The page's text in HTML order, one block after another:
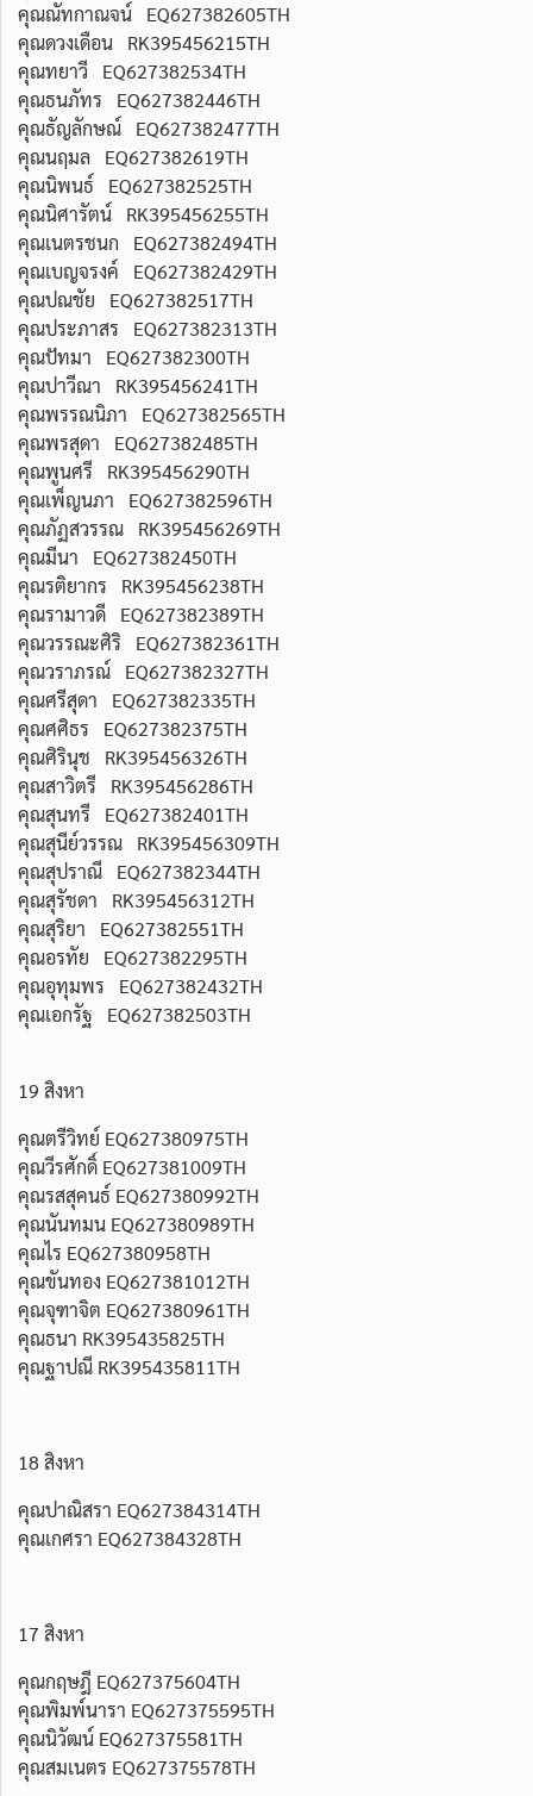
คุณณัทกาณจน์ EQ627382605TH
คุณดวงเดือน RK395456215TH
คุณทยาวี EQ627382534TH
คุณธนภัทร EQ627382446TH
คุณธัญลักษณ์ EQ627382477TH
คุณนฤมล EQ627382619TH
คุณนิพนธ์ EQ627382525TH
คุณนิศารัตน์ RK395456255TH
คุณเนตรชนก EQ627382494TH
คุณเบญจรงค์ EQ627382429TH
คุณปณชัย EQ627382517TH
คุณประภาสร EQ627382313TH
คุณปัทมา EQ627382300TH
คุณปาวีณา RK395456241TH
คุณพรรณนิภา EQ627382565TH
คุณพรสุดา EQ627382485TH
คุณพูนศรี RK395456290TH
คุณเพ็ญนภา EQ627382596TH
คุณภัฏสวรรณ RK395456269TH
คุณมีนา EQ627382450TH
คุณรติยากร RK395456238TH
คุณรามาวดี EQ627382389TH
คุณวรรณะศิริ EQ627382361TH
คุณวราภรณ์ EQ627382327TH
คุณศรีสุดา EQ627382335TH
คุณศศิธร EQ627382375TH
คุณศิรินุช RK395456326TH
คุณสาวิตรี RK395456286TH
คุณสุนทรี EQ627382401TH
คุณสุนีย์วรรณ RK395456309TH
คุณสุปราณี EQ627382344TH
คุณสุรัชดา RK395456312TH
คุณสุริยา EQ627382551TH
คุณอรทัย EQ627382295TH
คุณอุทุมพร EQ627382432TH
คุณเอกรัฐ EQ627382503TH
19 สิงหา
คุณตรีวิทย์ EQ627380975TH
คุณวีรศักดิ์ EQ627381009TH
คุณรสสุคนธ์ EQ627380992TH
คุณนันทมน EQ627380989TH
คุณไร EQ627380958TH
คุณขันทอง EQ627381012TH
คุณจุฑาจิต EQ627380961TH
คุณธนา RK395435825TH
คุณฐาปณี RK395435811TH
18 สิงหา
คุณปาณิสรา EQ627384314TH
คุณเกศรา EQ627384328TH
17 สิงหา
คุณกฤษฎี EQ627375604TH
คุณพิมพ์นารา EQ627375595TH
คุณนิวัฒน์ EQ627375581TH
คุณสมเนตร EQ627375578TH